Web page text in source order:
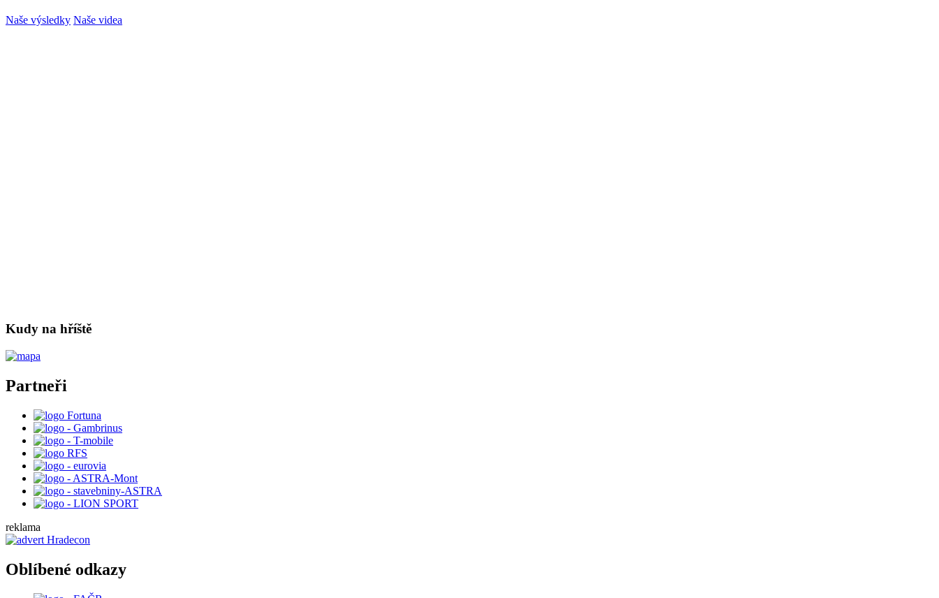
Naše výsledky Naše videa
Kudy na hříště
Partneři
reklama
Oblíbené odkazy